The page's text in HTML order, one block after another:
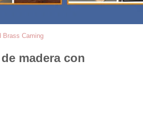
Brass Caming
madera con